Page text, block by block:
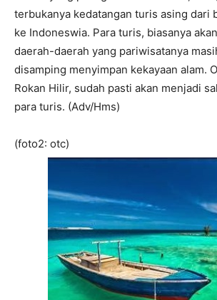
terbukanya kedatangan turis asing dari
ke Indoneswia. Para turis, biasanya
daerah-daerah yang pariwisatanya
disamping menyimpan kekayaan alam.
Rokan Hilir, sudah pasti akan menjadi
para turis. (Adv/Hms)
(foto2: otc)